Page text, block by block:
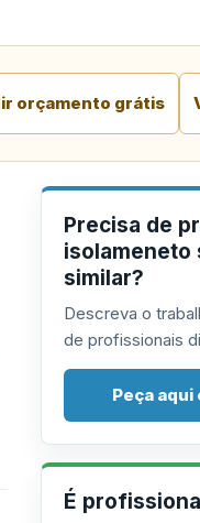
orçamento grátis
Precisa de
isolameneto
similar?
Descreva o
de profissionais
Peça
É